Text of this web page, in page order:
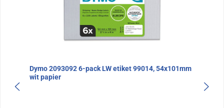
Dymo 2093092 6-pack LW etiket 99014, 54x101mm
wit papier